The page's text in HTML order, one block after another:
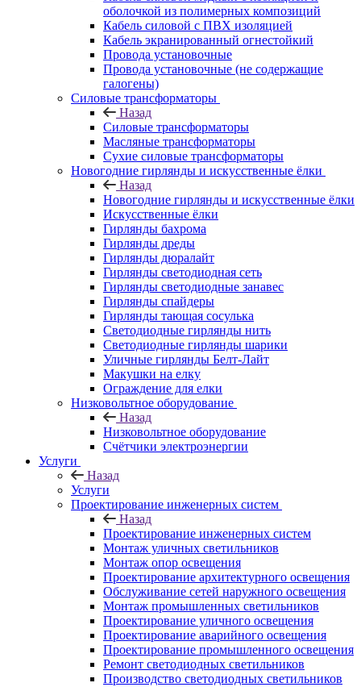
оболочкой из полимерных композиций
Кабель силовой с ПВХ изоляцией
Кабель экранированный огнестойкий
Провода установочные
Провода установочные (не содержащие
галогены)
Силовые трансформаторы
Назад
Силовые трансформаторы
Масляные трансформаторы
Сухие силовые трансформаторы
Новогодние гирлянды и искусственные ёлки
Назад
Новогодние гирлянды и искусственные ёлки
Искусственные ёлки
Гирлянды бахрома
Гирлянды дреды
Гирлянды дюралайт
Гирлянды светодиодная сеть
Гирлянды светодиодные занавес
Гирлянды спайдеры
Гирлянды тающая сосулька
Светодиодные гирлянды нить
Светодиодные гирлянды шарики
Уличные гирлянды Белт-Лайт
Макушки на елку
Ограждение для елки
Низковольтное оборудование
Назад
Низковольтное оборудование
Счётчики электроэнергии
Услуги
Назад
Услуги
Проектирование инженерных систем
Назад
Проектирование инженерных систем
Монтаж уличных светильников
Монтаж опор освещения
Проектирование архитектурного освещения
Обслуживание сетей наружного освещения
Монтаж промышленных светильников
Проектирование уличного освещения
Проектирование аварийного освещения
Проектирование промышленного освещения
Ремонт светодиодных светильников
Производство светодиодных светильников